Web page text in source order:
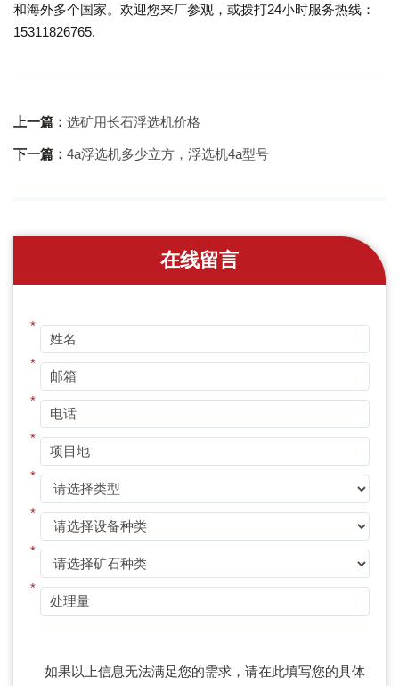
和海外多个国家。欢迎您来厂参观，或拨打24小时服务热线：
15311826765.
上一篇： 选矿用长石浮选机价格
下一篇： 4a浮选机多少立方，浮选机4a型号
在线留言
*
*
*
*
*
*
*
*
如果以上信息无法满足您的需求，请在此填写您的具体